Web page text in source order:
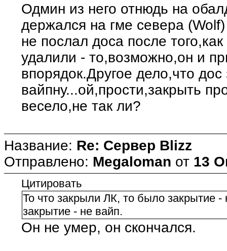
Одмин из него отнюдь на
держался на гме севера
не послал доса после
удалили - то,возможно,он и
впорядок.Другое дело,что
вайпну...ой,прости,закрыть
весело,не так ли?
Название: Re: Сервер Blizz
Отправлено: Megaloman от 13
Цитировать
То что закрыли ЛК, то было закрытие
закрытие - не вайп.
Он не умер, он скончался.